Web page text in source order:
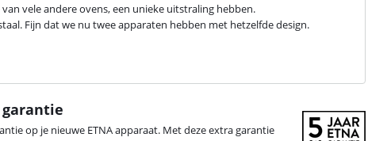
vele andere ovens, een unieke uitstraling hebben.
Fijn dat we nu twee apparaten hebben met hetzelfde design.
garantie
op je nieuwe ETNA apparaat. Met deze extra garantie